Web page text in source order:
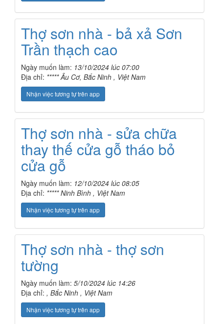
Thợ sơn nhà - bả xả Sơn
Trần thạch cao
Ngày muốn làm: 13/10/2024 lúc 07:00
Địa chỉ: ***** Âu Cơ, Bắc Ninh , Việt Nam
Nhận việc tương tự trên app
Thợ sơn nhà - sửa chữa
thay thế cửa gỗ tháo bỏ
cửa gỗ
Ngày muốn làm: 12/10/2024 lúc 08:05
Địa chỉ: ***** Ninh Bình , Việt Nam
Nhận việc tương tự trên app
Thợ sơn nhà - thợ sơn
tường
Ngày muốn làm: 5/10/2024 lúc 14:26
Địa chỉ: , Bắc Ninh , Việt Nam
Nhận việc tương tự trên app